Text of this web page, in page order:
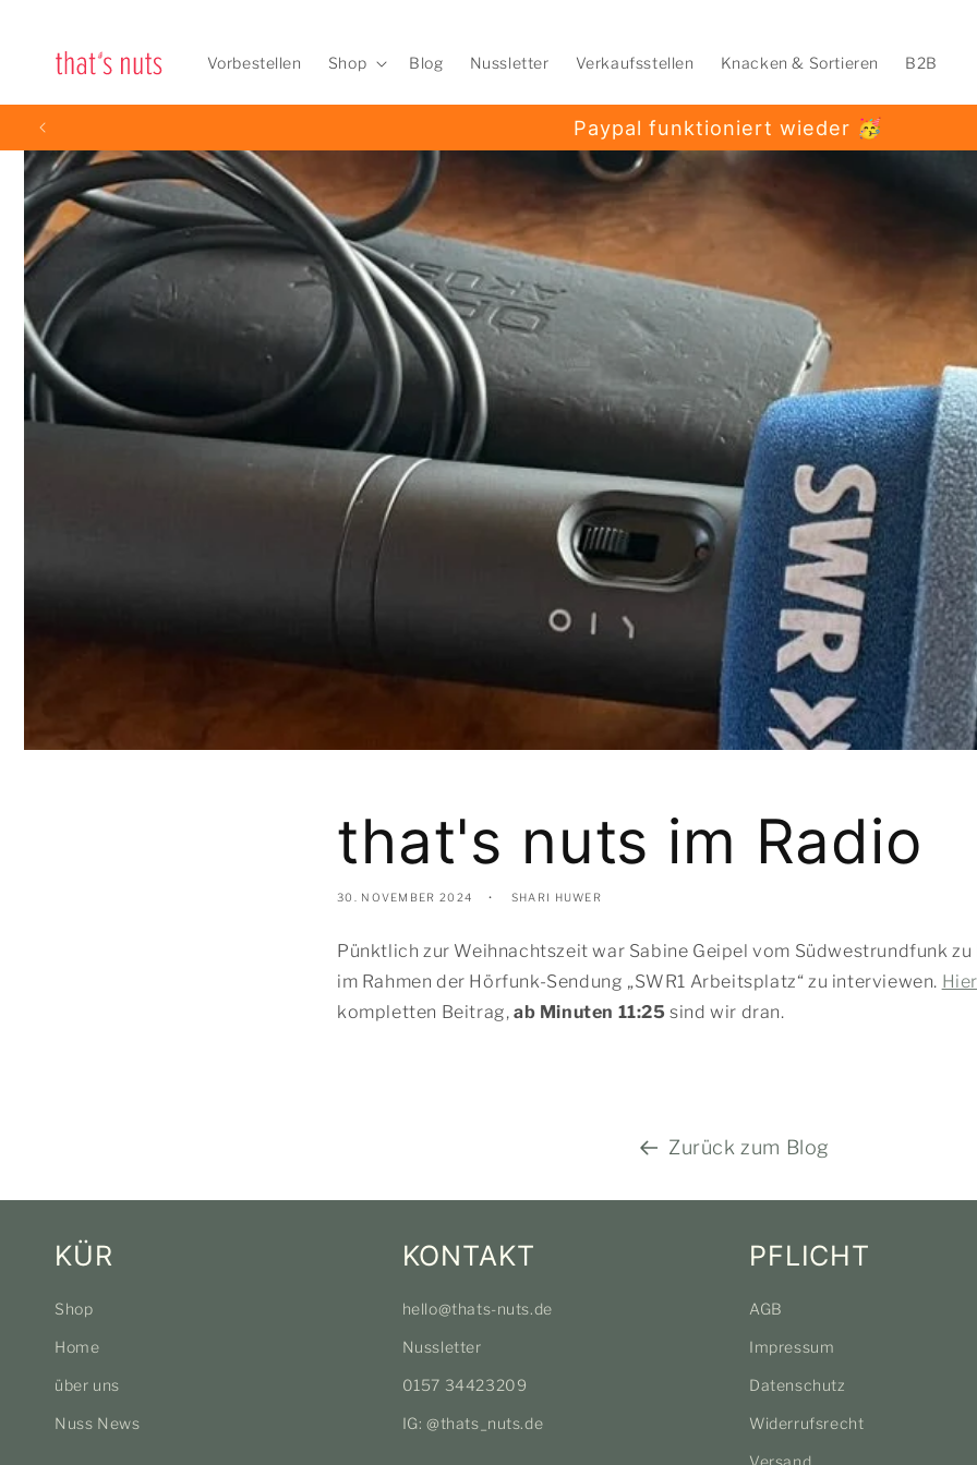
Vorbestellen Shop Blog Nussletter Verkaufsstellen Knacken & Sortieren B2B
Paypal funktioniert wieder 🥳
that's nuts im Radio
30. NOVEMBER 2024 SHARI HUWER
Pünktlich zur Weihnachtszeit war Sabine Geipel vom Südwestrundfunk zu
im Rahmen der Hörfunk-Sendung „SWR1 Arbeitsplatz“ zu interviewen. Hier
kompletten Beitrag,ab Minuten 11:25 sind wir dran.
Zurück zum Blog
KÜR
Shop
Home
über uns
Nuss News
KONTAKT
hello@thats-nuts.de
Nussletter
0157 34423209
IG: @thats_nuts.de
PFLICHT
AGB
Impressum
Datenschutz
Widerrufsrecht
Versand